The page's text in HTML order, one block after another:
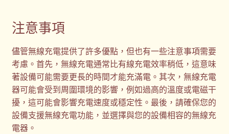
注意事項
儘管無線充電提供了許多優點，但也有一些注意事項需要
考慮。首先，無線充電通常比有線充電效率稍低，這意味
著設備可能需要更長的時間才能充滿電。其次，無線充電
器可能會受到周圍環境的影響，例如過高的溫度或電磁干
擾，這可能會影響充電速度或穩定性。最後，請確保您的
設備支援無線充電功能，並選擇與您的設備相容的無線充
電器。